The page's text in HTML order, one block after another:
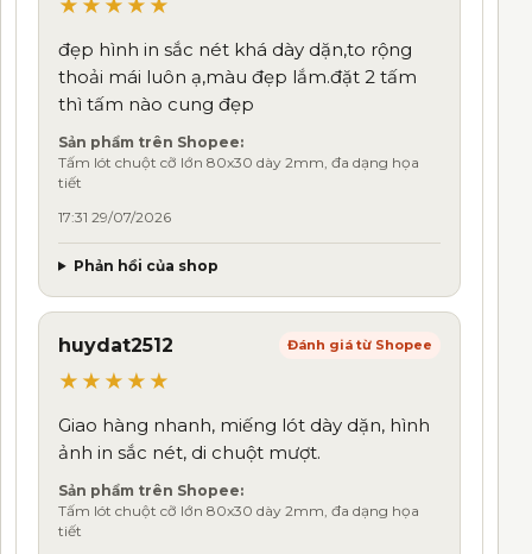
★★★★★
đẹp hình in sắc nét khá dày dặn,to rộng
thoải mái luôn ạ,màu đẹp lắm.đặt 2 tấm
thì tấm nào cung đẹp
Sản phẩm trên Shopee:
Tấm lót chuột cỡ lớn 80x30 dày 2mm, đa dạng họa
tiết
17:31 29/07/2026
Phản hồi của shop
huydat2512 Đánh giá từ Shopee
★★★★★
Giao hàng nhanh, miếng lót dày dặn, hình
ảnh in sắc nét, di chuột mượt.
Sản phẩm trên Shopee:
Tấm lót chuột cỡ lớn 80x30 dày 2mm, đa dạng họa
tiết